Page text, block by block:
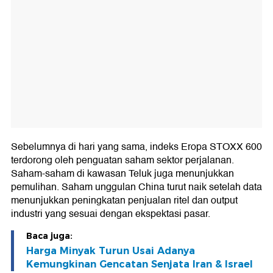
Sebelumnya di hari yang sama, indeks Eropa STOXX 600
terdorong oleh penguatan saham sektor perjalanan.
Saham-saham di kawasan Teluk juga menunjukkan
pemulihan. Saham unggulan China turut naik setelah data
menunjukkan peningkatan penjualan ritel dan output
industri yang sesuai dengan ekspektasi pasar.
Baca juga:
Harga Minyak Turun Usai Adanya
Kemungkinan Gencatan Senjata Iran & Israel